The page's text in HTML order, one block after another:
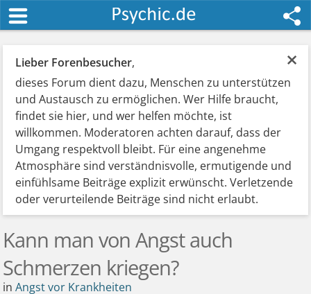
×
Lieber Forenbesucher,
dieses Forum dient dazu, Menschen zu unterstützen
und Austausch zu ermöglichen. Wer Hilfe braucht,
findet sie hier, und wer helfen möchte, ist
willkommen. Moderatoren achten darauf, dass der
Umgang respektvoll bleibt. Für eine angenehme
Atmosphäre sind verständnisvolle, ermutigende und
einfühlsame Beiträge explizit erwünscht. Verletzende
oder verurteilende Beiträge sind nicht erlaubt.
Kann man von Angst auch
Schmerzen kriegen?
inAngst vor Krankheiten